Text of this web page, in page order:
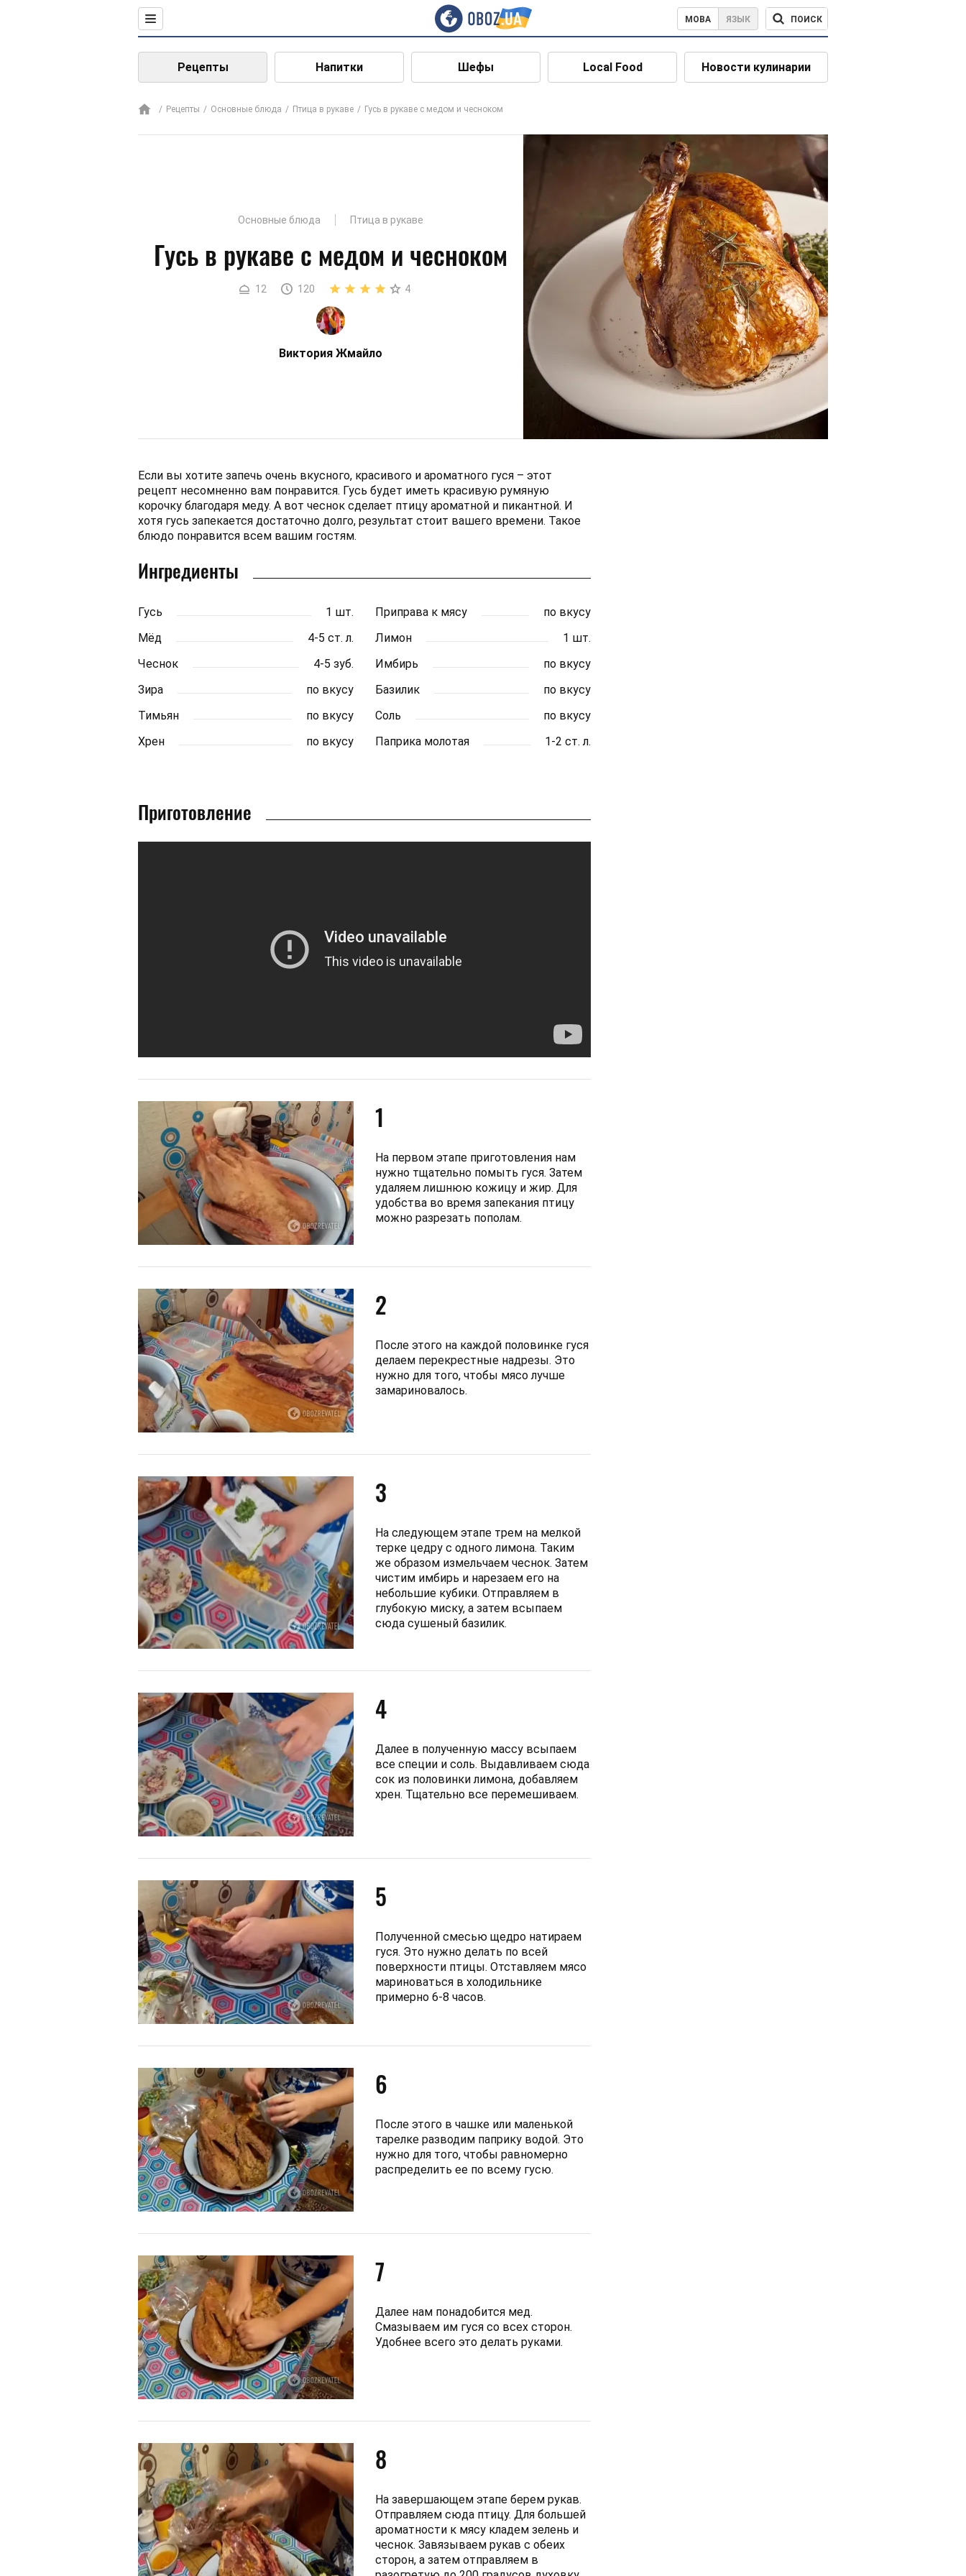
МОВА ЯЗЫК ПОИСК
Рецепты Напитки Шефы Local Food Новости кулинарии
Рецепты Основные блюда Птица в рукаве Гусь в рукаве с медом и чесноком
Основные блюда Птица в рукаве
Гусь в рукаве с медом и чесноком
12 120 4
Виктория Жмайло
Если вы хотите запечь очень вкусного, красивого и ароматного гуся – этот
рецепт несомненно вам понравится. Гусь будет иметь красивую румяную
корочку благодаря меду. А вот чеснок сделает птицу ароматной и пикантной. И
хотя гусь запекается достаточно долго, результат стоит вашего времени. Такое
блюдо понравится всем вашим гостям.
Ингредиенты
Гусь 1 шт. Приправа к мясу
по вкусу
Мёд
4-5 ст. л. Лимон
1 шт.
Чеснок
4-5 зуб. Имбирь
по вкусу
Зира
по вкусу Базилик
по вкусу
Тимьян
по вкусу Соль
по вкусу
Хрен
по вкусу Паприка молотая 1-2 ст. л.
Приготовление
1
На первом этапе приготовления нам
нужно тщательно помыть гуся. Затем
удаляем лишнюю кожицу и жир. Для
удобства во время запекания птицу
можно разрезать пополам.
2
После этого на каждой половинке гуся
делаем перекрестные надрезы. Это
нужно для того, чтобы мясо лучше
замариновалось.
3
На следующем этапе трем на мелкой
терке цедру с одного лимона. Таким
же образом измельчаем чеснок. Затем
чистим имбирь и нарезаем его на
небольшие кубики. Отправляем в
глубокую миску, а затем всыпаем
сюда сушеный базилик.
4
Далее в полученную массу всыпаем
все специи и соль. Выдавливаем сюда
сок из половинки лимона, добавляем
хрен. Тщательно все перемешиваем.
5
Полученной смесью щедро натираем
гуся. Это нужно делать по всей
поверхности птицы. Отставляем мясо
мариноваться в холодильнике
примерно 6-8 часов.
6
После этого в чашке или маленькой
тарелке разводим паприку водой. Это
нужно для того, чтобы равномерно
распределить ее по всему гусю.
7
Далее нам понадобится мед.
Смазываем им гуся со всех сторон.
Удобнее всего это делать руками.
8
На завершающем этапе берем рукав.
Отправляем сюда птицу. Для большей
ароматности к мясу кладем зелень и
чеснок. Завязываем рукав с обеих
сторон, а затем отправляем в